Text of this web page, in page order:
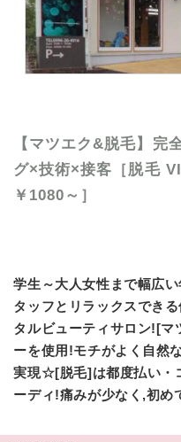
【マツエク&脱毛】
グ×技術×接客［脱毛
￥1080～］
学生～大人女性まで幅広
タッフとリラックスでき
タルビューティサロン![マ
ーを使用!モチがよく自然
実現☆[脱毛]は都度払い・
ーディ!痛みが少なく,初